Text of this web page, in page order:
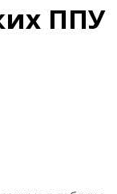
ППУ